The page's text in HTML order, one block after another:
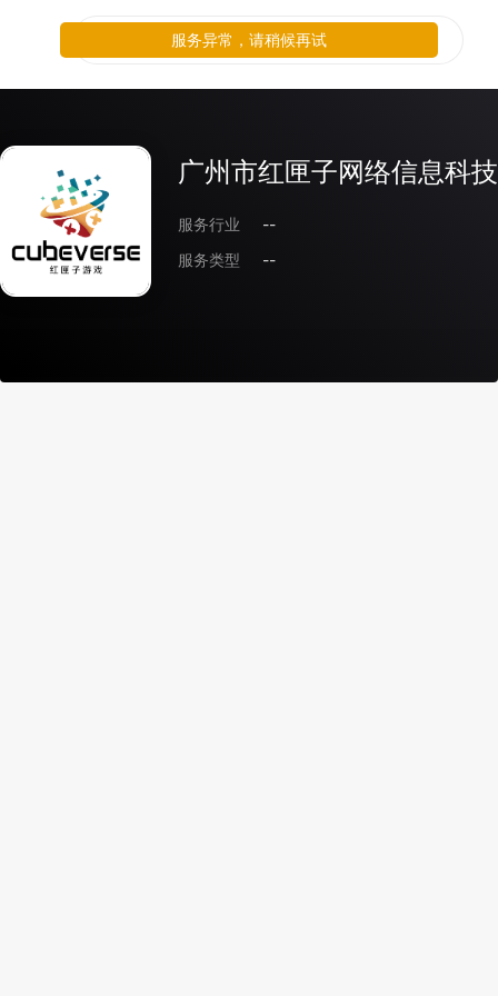
广州市红匣子网络信息科
服务行业
--
服务类型
--
服务异常，请稍候再试